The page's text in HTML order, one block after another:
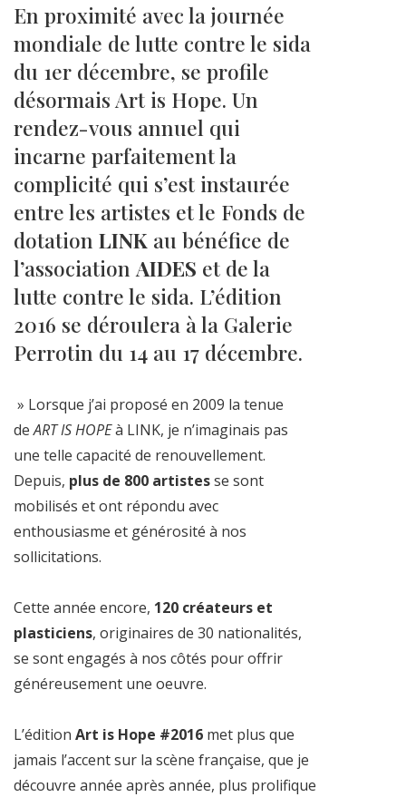
En proximité avec la journée
mondiale de lutte contre le sida
du 1er décembre, se profile
désormais Art is Hope. Un
rendez-vous annuel qui
incarne parfaitement la
complicité qui s’est instaurée
entre les artistes et le Fonds de
dotation LINK au bénéfice de
l’association AIDES et de la
lutte contre le sida. L’édition
2016 se déroulera à la Galerie
Perrotin du 14 au 17 décembre.
» Lorsque j’ai proposé en 2009 la tenue
deART IS HOPEà LINK, je n’imaginais pas
une telle capacité de renouvellement.
Depuis, plus de 800 artistesse sont
mobilisés et ont répondu avec
enthousiasme et générosité à nos
sollicitations.
Cette année encore, 120 créateurs et
plasticiens, originaires de 30 nationalités,
se sont engagés à nos côtés pour offrir
généreusement une oeuvre.
L’édition Art is Hope #2016 met plus que
jamais l’accent sur la scène française, que je
découvre année après année, plus prolifique